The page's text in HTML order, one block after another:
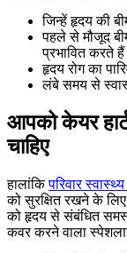
जिन्हें हृदय की
पहले से मौजूद
प्रभावित करते हैं
हृदय रोग का
लंबे समय से
आपको केयर हार्ट
चाहिए
हालांकिपरिवार स्वास्थ्य
को सुरक्षित रखने के
को हृदय से संबंधित
कवर करने वाला